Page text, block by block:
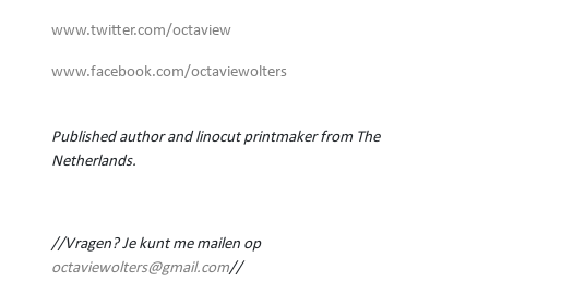
www.twitter.com/octaview
www.facebook.com/octaviewolters
Published author and linocut printmaker from The
Netherlands.
//Vragen? Je kunt me mailen op
octaviewolters@gmail.com//